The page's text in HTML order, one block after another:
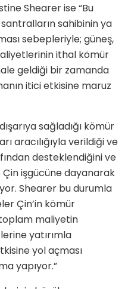
Shearer ise “Bu
sahibinin ya
sebepleriyle; güneş,
ithal kömür
geldiği bir zamanda
itici etkisine maruz
sağladığı kömür
aracılığıyla verildiği ve
desteklendiğini ve
Çin işgücüne dayanarak
Shearer bu durumla
Çin’in kömür
maliyetin
yatırımla
yol açması
yapıyor.”